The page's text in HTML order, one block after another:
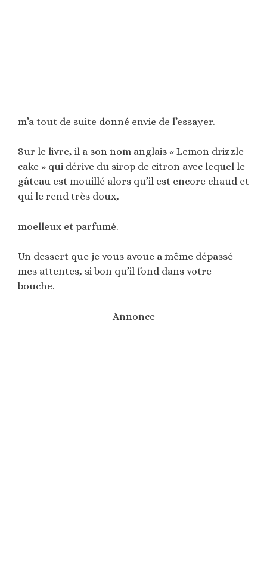
m’a tout de suite donné envie de l’essayer.
Sur le livre, il a son nom anglais « Lemon drizzle
cake » qui dérive du sirop de citron avec lequel le
gâteau est mouillé alors qu’il est encore chaud et
qui le rend très doux,
moelleux et parfumé.
Un dessert que je vous avoue a même dépassé
mes attentes, si bon qu’il fond dans votre
bouche.
Annonce